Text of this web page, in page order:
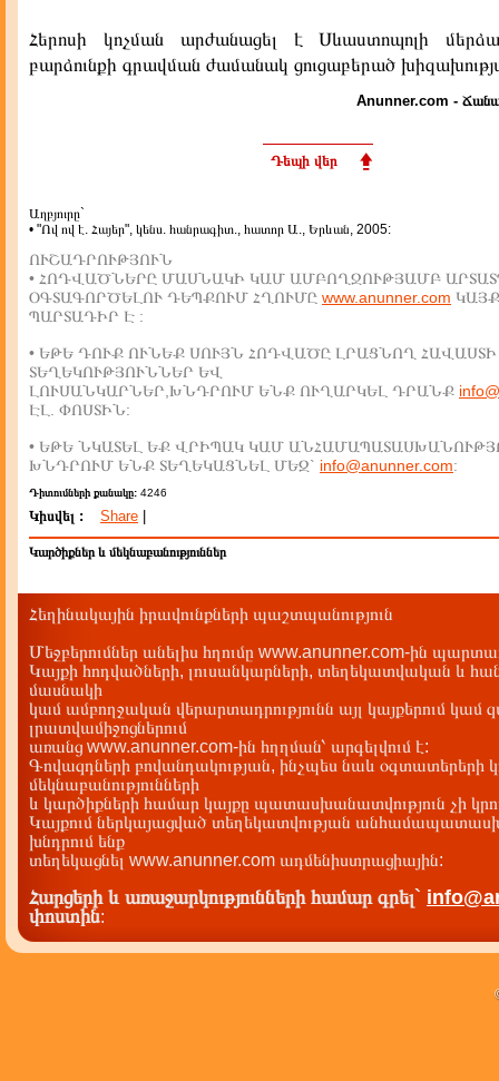
Հերոսի կոչման արժանացել է Սևաստոպոլի
բարձունքի գրավման ժամանակ ցուցաբերած
Anunner.com -
Դեպի վեր
Աղբյուրը`
• "Ով ով է. Հայեր", կենս. հանրագիտ., հատոր Ա., Երևան, 2005:
ՈՒՇԱԴՐՈՒԹՅՈՒՆ
• ՀՈԴՎԱԾՆԵՐԸ ՄԱՍՆԱԿԻ ԿԱՄ ԱՄԲՈՂՋՈՒԹՅԱՄԲ
ՕԳՏԱԳՈՐԾԵԼՈՒ ԴԵՊՔՈՒՄ ՀՂՈՒՄԸ www.anunner.com
ՊԱՐՏԱԴԻՐ Է :
• ԵԹԵ ԴՈՒՔ ՈՒՆԵՔ ՍՈՒՅՆ ՀՈԴՎԱԾԸ ԼՐԱՑՆՈՂ ՀԱՎԱՍՏԻ
ՏԵՂԵԿՈՒԹՅՈՒՆՆԵՐ ԵՎ
ԼՈՒՍԱՆԿԱՐՆԵՐ,ԽՆԴՐՈՒՄ ԵՆՔ ՈՒՂԱՐԿԵԼ ԴՐԱՆՔ
ԷԼ. ՓՈՍՏԻՆ:
• ԵԹԵ ՆԿԱՏԵԼ ԵՔ ՎՐԻՊԱԿ ԿԱՄ
ԽՆԴՐՈՒՄ ԵՆՔ ՏԵՂԵԿԱՑՆԵԼ ՄԵԶ` info@anunner.com:
Դիտումների քանակը: 4246
Կիսվել : Share
Կարծիքներ և մեկնաբանություններ
Հեղինակային իրավունքների պաշտպանություն
Մեջբերումներ անելիս հղումը www.anunner.com-ին
Կայքի հոդվածների, լուսանկարների, տեղեկատվական և
մասնակի
կամ ամբողջական վերարտադրությունն այլ կայքերում կամ
լրատվամիջոցներում
առանց www.anunner.com-ին հղղման՝ արգելվում է:
Գովազդների բովանդակության, ինչպես նաև օգտատերերի
մեկնաբանությունների
և կարծիքների համար կայքը պատասխանատվություն չի
Կայքում ներկայացված տեղեկատվության
խնդրում ենք
տեղեկացնել www.anunner.com ադմենիստրացիային:
Հարցերի և առաջարկությունների համար գրել`
փոստին: